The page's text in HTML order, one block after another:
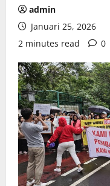
admin
Januari 25, 2026
2 minutes read
0